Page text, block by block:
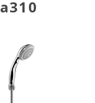
a310